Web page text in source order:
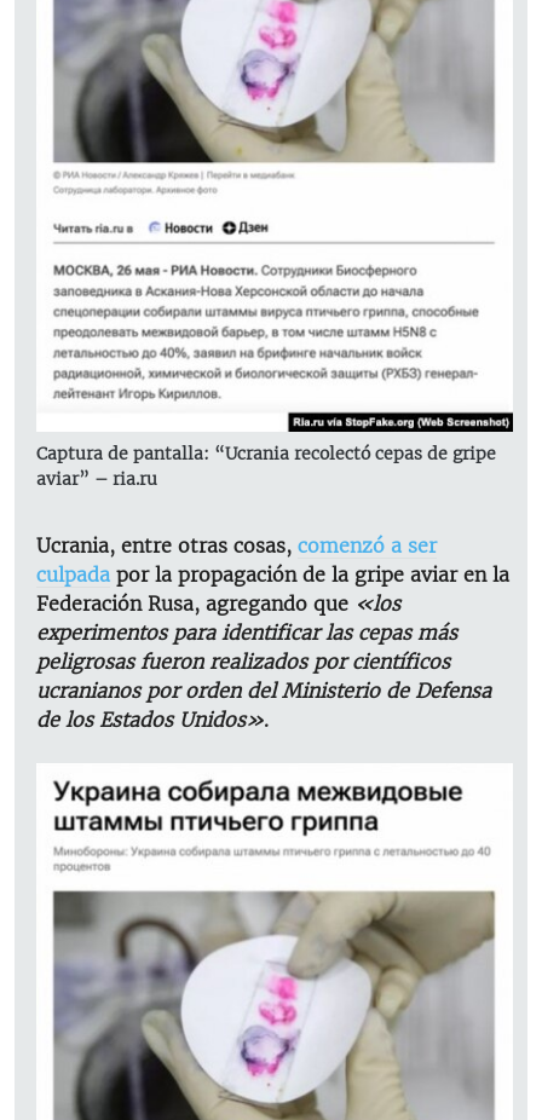
Captura de pantalla: “Ucrania recolectó cepas de gripe
aviar” – ria.ru
Ucrania, entre otras cosas, comenzó a ser
culpada por la propagación de la gripe aviar en la
Federación Rusa, agregando que «los
experimentos para identificar las cepas más
peligrosas fueron realizados por científicos
ucranianos por orden del Ministerio de Defensa
de los Estados Unidos».